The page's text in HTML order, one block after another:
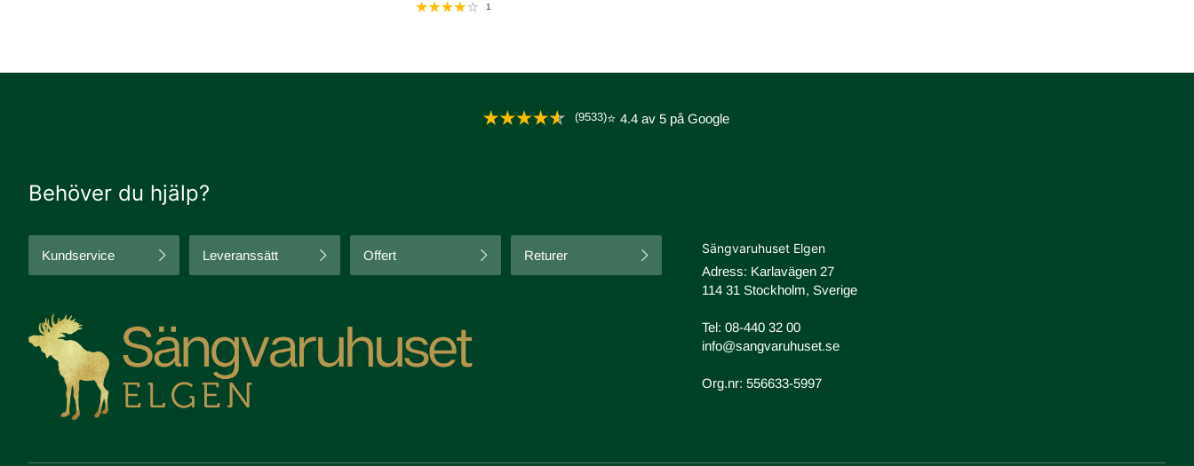
1
(9533)⭐ 4.4 av 5 på Google
Behöver du hjälp?
Kundservice Leveranssätt Offert Returer
Sängvaruhuset Elgen
Adress: Karlavägen 27
114 31 Stockholm, Sverige
Tel: 08-440 32 00
info@sangvaruhuset.se
Org.nr: 556633-5997